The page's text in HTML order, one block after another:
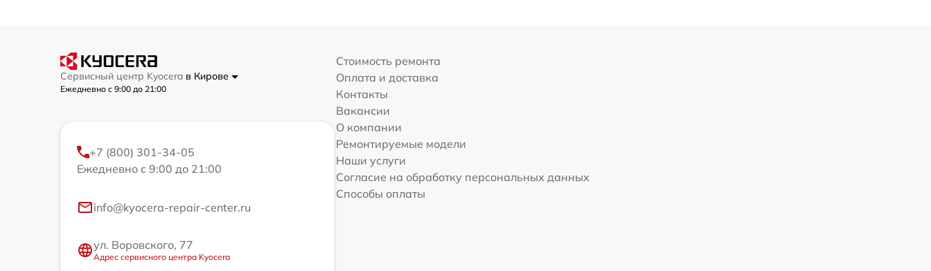
Сервисный центр Kyocera в Кирове
Ежедневно с 9:00 до 21:00
+7 (800) 301-34-05
Ежедневно с 9:00 до 21:00
info@kyocera-repair-center.ru
ул. Воровского, 77
Адрес сервисного центра Kyocera
Стоимость ремонта
Оплата и доставка
Контакты
Вакансии
О компании
Ремонтируемые модели
Наши услуги
Согласие на обработку персональных данных
Способы оплаты